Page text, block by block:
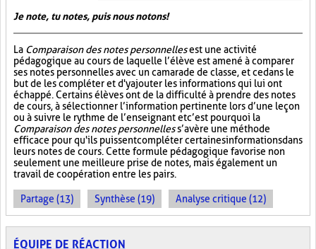
Je note, tu notes, puis nous notons!
La Comparaison des notes personnellesest une activité
pédagogique au cours de laquelle l’élève est amené à comparer
ses notes personnelles avec un camarade de classe, et ce dans le
but de les compléter et d'y ajouter les informations qui lui ont
échappé. Certains élèves ont de la difficulté à prendre des notes
de cours, à sélectionner l’information pertinente lors d’une leçon
ou à suivre le rythme de l’enseignant et c’est pourquoi la
Comparaison des notes personnelless’avère une méthode
efficace pour qu'ils puissent compléter certaines informations dans
leurs notes de cours. Cette formule pédagogique favorise non
seulement une meilleure prise de notes, mais également un
travail de coopération entre les pairs.
Partage (13) Synthèse (19) Analyse critique (12)
ÉQUIPE DE RÉACTION